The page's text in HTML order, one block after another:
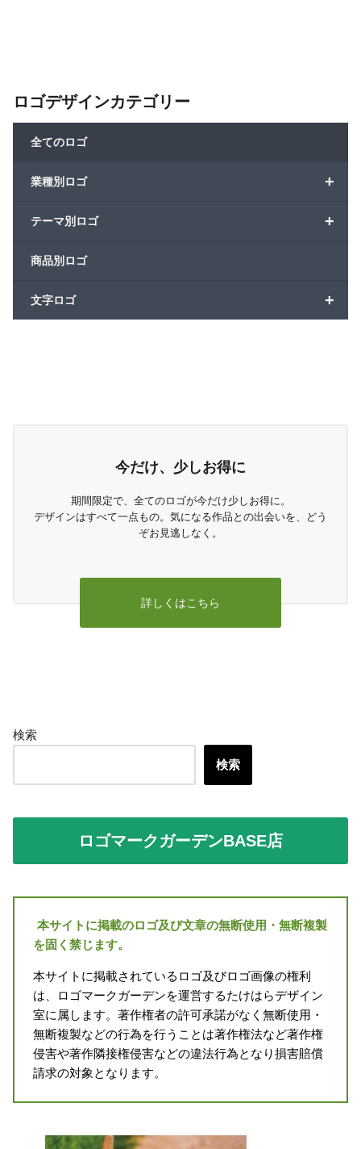
ロゴデザインカテゴリー
全てのロゴ
+
業種別ロゴ
+
テーマ別ロゴ
商品別ロゴ
+
文字ロゴ
今だけ、少しお得に
期間限定で、全てのロゴが今だけ少しお得に。
デザインはすべて一点もの。気になる作品との出会いを、どう
ぞお見逃しなく。
詳しくはこちら
検索
検索
ロゴマークガーデンBASE店
本サイトに掲載のロゴ及び文章の無断使用・無断複製
を固く禁じます。
本サイトに掲載されているロゴ及びロゴ画像の権利
は、ロゴマークガーデンを運営するたけはらデザイン
室に属します。著作権者の許可承諾がなく無断使用・
無断複製などの行為を行うことは著作権法など著作権
侵害や著作隣接権侵害などの違法行為となり損害賠償
請求の対象となります。